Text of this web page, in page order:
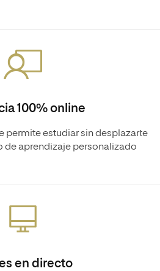
100% online
permite estudiar sin desplazarte
de aprendizaje personalizado
en directo